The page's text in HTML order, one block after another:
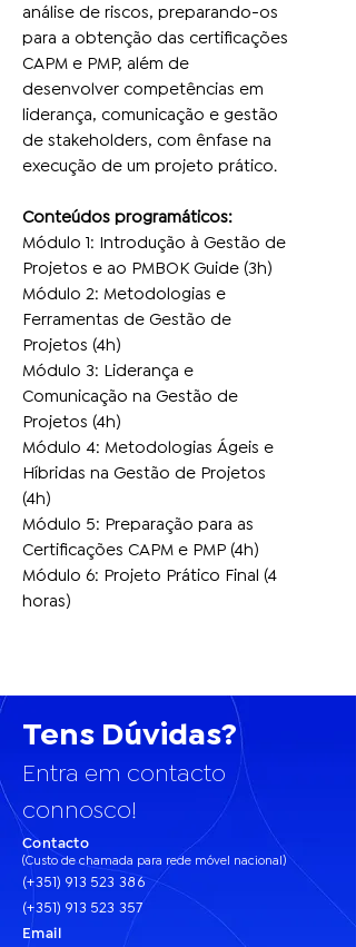
análise de riscos, preparando-os
para a obtenção das certificações
CAPM e PMP, além de
desenvolver competências em
liderança, comunicação e gestão
de stakeholders, com ênfase na
execução de um projeto prático.
Conteúdos programáticos:
Módulo 1: Introdução à Gestão de
Projetos e ao PMBOK Guide (3h)
Módulo 2: Metodologias e
Ferramentas de Gestão de
Projetos (4h)
Módulo 3: Liderança e
Comunicação na Gestão de
Projetos (4h)
Módulo 4: Metodologias Ágeis e
Híbridas na Gestão de Projetos
(4h)
Módulo 5: Preparação para as
Certificações CAPM e PMP (4h)
Módulo 6: Projeto Prático Final (4
horas)
Tens Dúvidas?
Entra em contacto
connosco!
Contacto
(Custo de chamada para rede móvel nacional)
(+351) 913 523 386
(+351) 913 523 357
Email